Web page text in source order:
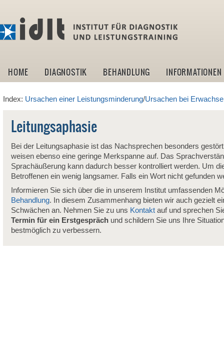
HOME DIAGNOSTIK BEHANDLUNG INFORMATIONEN
Index: Ursachen einer Leistungsminderung/Ursachen bei
Leitungsaphasie
Bei der Leitungsaphasie ist das Nachsprechen besonders
weisen ebenso eine geringe Merkspanne auf. Das
Sprachäußerung kann dadurch besser kontrolliert werden. Um
Betroffenen ein wenig langsamer. Falls ein Wort nicht gefunden
Informieren Sie sich über die in unserem Institut umfassenden
Behandlung. In diesem Zusammenhang bieten wir auch gezielt
Schwächen an. Nehmen Sie zu uns Kontaktauf und sprechen
Termin für ein Erstgesprächund schildern Sie uns Ihre
bestmöglich zu verbessern.